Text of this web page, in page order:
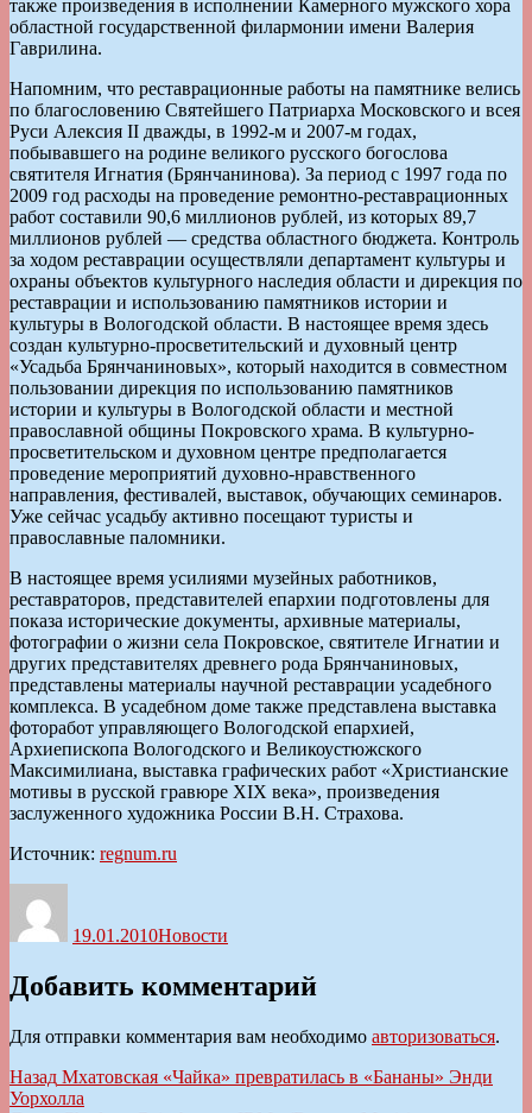
также произведения в исполнении Камерного мужского хора
областной государственной филармонии имени Валерия
Гаврилина.
Напомним, что реставрационные работы на памятнике велись
по благословению Святейшего Патриарха Московского и всея
Руси Алексия II дважды, в 1992-м и 2007-м годах,
побывавшего на родине великого русского богослова
святителя Игнатия (Брянчанинова). За период с 1997 года по
2009 год расходы на проведение ремонтно-реставрационных
работ составили 90,6 миллионов рублей, из которых 89,7
миллионов рублей — средства областного бюджета. Контроль
за ходом реставрации осуществляли департамент культуры и
охраны объектов культурного наследия области и дирекция по
реставрации и использованию памятников истории и
культуры в Вологодской области. В настоящее время здесь
создан культурно-просветительский и духовный центр
«Усадьба Брянчаниновых», который находится в совместном
пользовании дирекция по использованию памятников
истории и культуры в Вологодской области и местной
православной общины Покровского храма. В культурно-
просветительском и духовном центре предполагается
проведение мероприятий духовно-нравственного
направления, фестивалей, выставок, обучающих семинаров.
Уже сейчас усадьбу активно посещают туристы и
православные паломники.
В настоящее время усилиями музейных работников,
реставраторов, представителей епархии подготовлены для
показа исторические документы, архивные материалы,
фотографии о жизни села Покровское, святителе Игнатии и
других представителях древнего рода Брянчаниновых,
представлены материалы научной реставрации усадебного
комплекса. В усадебном доме также представлена выставка
фоторабот управляющего Вологодской епархией,
Архиепископа Вологодского и Великоустюжского
Максимилиана, выставка графических работ «Христианские
мотивы в русской гравюре XIX века», произведения
заслуженного художника России В.Н. Страхова.
Источник: regnum.ru
19.01.2010Новости
Добавить комментарий
Для отправки комментария вам необходимо авторизоваться.
Навигация
Назад Предыдущая
запись:
Мхатовская «Чайка» превратилась в «Бананы» Энди
Уорхолла